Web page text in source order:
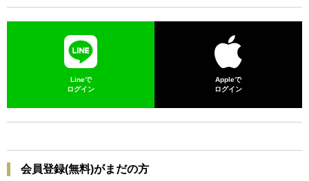
Lineで
ログイン
Appleで
ログイン
会員登録(無料)がまだの方